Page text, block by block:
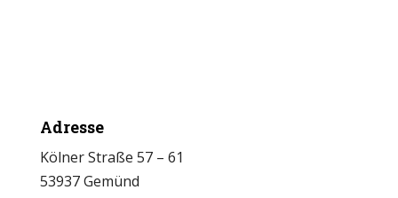
Adresse
Kölner Straße 57 – 61
53937 Gemünd